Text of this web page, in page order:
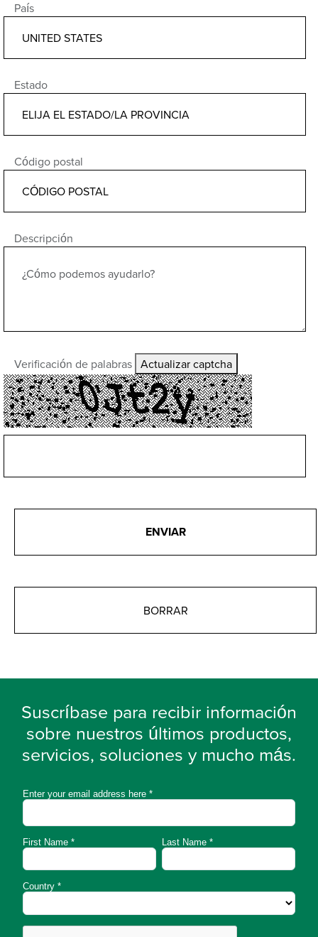
País
Estado
Código postal
Descripción
Verificación de palabras Actualizar captcha
ENVIAR
Suscríbase para recibir información
sobre nuestros últimos productos,
servicios, soluciones y mucho más.